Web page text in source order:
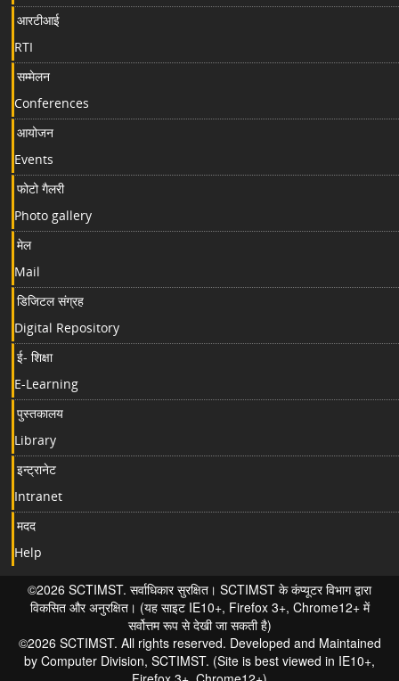
आरटीआई
RTI
सम्मेलन
Conferences
आयोजन
Events
फोटो गैलरी
Photo gallery
मेल
Mail
डिजिटल संग्रह
Digital Repository
ई- शिक्षा
E-Learning
पुस्तकालय
Library
इन्ट्रानेट
Intranet
मदद
Help
©2026 SCTIMST. सर्वाधिकार सुरक्षित। SCTIMST के कंप्यूटर विभाग द्वारा
विकसित और अनुरक्षित। (यह साइट IE10+, Firefox 3+, Chrome12+ में
सर्वोत्तम रूप से देखी जा सकती है)
©2026 SCTIMST. All rights reserved. Developed and Maintained
by Computer Division, SCTIMST. (Site is best viewed in IE10+,